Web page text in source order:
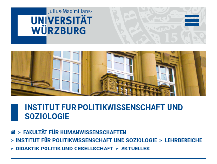
INSTITUT FÜR POLITIKWISSENSCHAFT UND
SOZIOLOGIE
FAKULTÄT FÜR HUMANWISSENSCHAFTEN
INSTITUT FÜR POLITIKWISSENSCHAFT UND SOZIOLOGIE
LEHRBEREICHE
DIDAKTIK POLITIK UND GESELLSCHAFT
AKTUELLES